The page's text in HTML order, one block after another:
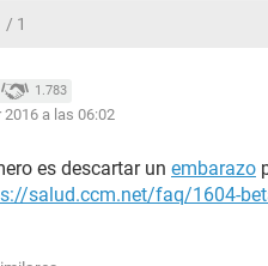
/ 1
1.783
2016 a las 06:02
es descartar un embarazo
salud.ccm.net/faq/1604-